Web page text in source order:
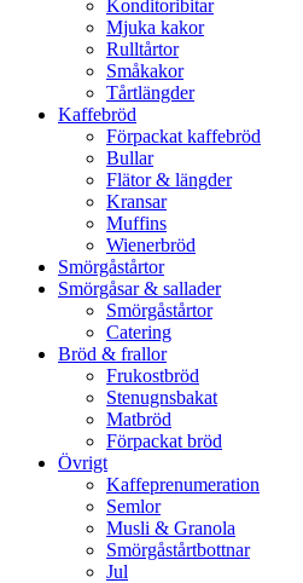
Konditoribitar
Mjuka kakor
Rulltårtor
Småkakor
Tårtlängder
Kaffebröd
Förpackat kaffebröd
Bullar
Flätor & längder
Kransar
Muffins
Wienerbröd
Smörgåstårtor
Smörgåsar & sallader
Smörgåstårtor
Catering
Bröd & frallor
Frukostbröd
Stenugnsbakat
Matbröd
Förpackat bröd
Övrigt
Kaffeprenumeration
Semlor
Musli & Granola
Smörgåstårtbottnar
Jul